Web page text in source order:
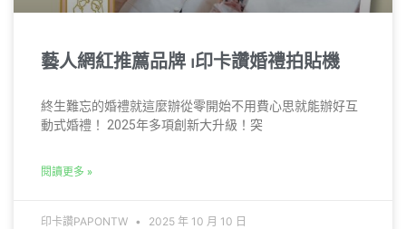
藝人網紅推薦品牌 ⏐印卡讚婚禮拍貼機
終生難忘的婚禮就這麼辦從零開始不用費心思就能辦好互
動式婚禮！ 2025年多項創新大升級！突
閱讀更多 »
印卡讚PAPONTW 2025 年 10 月 10 日